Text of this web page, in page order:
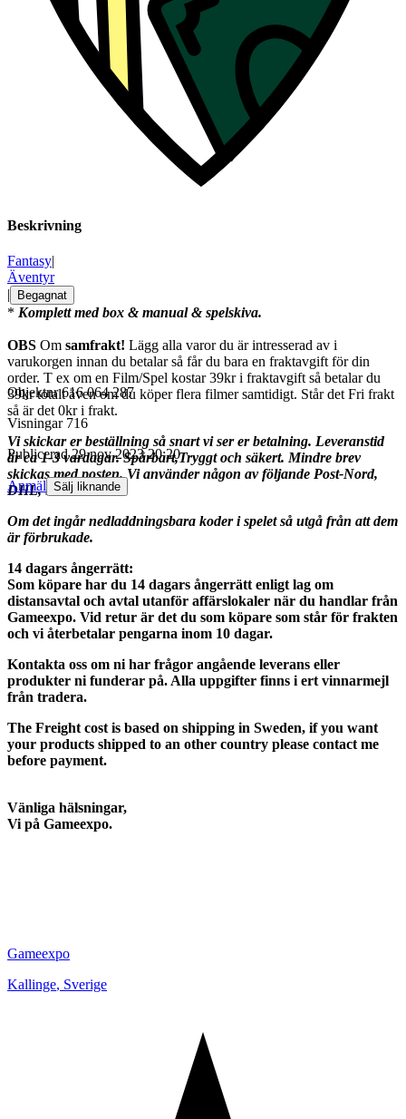
Beskrivning
Fantasy|
Äventyr
|
Begagnat
* Komplett med box & manual & spelskiva.
OBS Om samfrakt! Lägg alla varor du är intresserad av i
varukorgen innan du betalar så får du bara en fraktavgift för din
order. T ex om en Film/Spel kostar 39kr i fraktavgift så betalar du
39kr totalt även om du köper flera filmer samtidigt. Står det Fri frakt
så är det 0kr i frakt.
Vi skickar er beställning så snart vi ser er betalning. Leveranstid
är ca 1-3 vardagar. Spårbart,Tryggt och säkert. Mindre brev
skickas med posten. Vi använder någon av följande Post-Nord,
DHL, Schenker.
Om det ingår nedladdningsbara koder i spelet så utgå från att dem
är förbrukade.
14 dagars ångerrätt:
Som köpare har du 14 dagars ångerrätt enligt lag om
distansavtal och avtal utanför affärslokaler när du handlar från
Gameexpo. Vid retur är det du som köpare som står för frakten
och vi återbetalar pengarna inom 10 dagar.
Kontakta oss om ni har frågor angående leverans eller
produkter ni funderar på. Alla uppgifter finns i ert vinnarmejl
från tradera.
The Freight cost is based on shipping in Sweden, if you want
your products shipped to an other country please contact me
before payment.
Vänliga hälsningar,
Vi på Gameexpo.
Objektnr 616 064 287
Visningar 716
Publicerad 29 nov 2023 20:20
Anmäl Sälj liknande
Gameexpo
Kallinge, Sverige